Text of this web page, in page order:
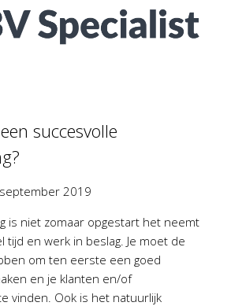
succesvolle
2019
is niet zomaar opgestart het neemt
tijd en werk in beslag. Je moet de
om ten eerste een goed
en je klanten en/of
vinden. Ook is het natuurlijk